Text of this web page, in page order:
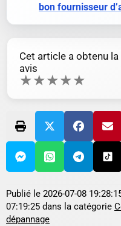
bon fournisseur
Cet article a obtenu
avis
★★★★★
Publié le 2026-07-08
07:19:25 dans la catégorie
dépannage